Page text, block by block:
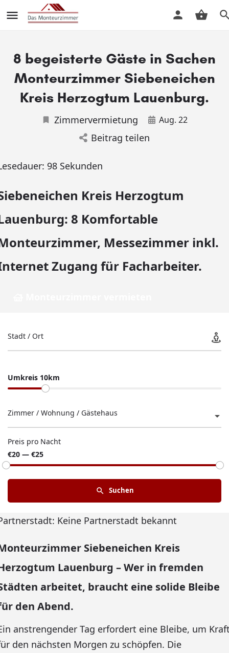
8 begeisterte Gäste in Sachen
Monteurzimmer Siebeneichen
Kreis Herzogtum Lauenburg.
Zimmervermietung Aug. 22
Beitrag teilen
98 Sekunden
Kreis Herzogtum
8 Komfortable
Messezimmer inkl.
Zugang für Facharbeiter.
Stadt / Ort
Umkreis 10km
Zimmer / Wohnung / Gästehaus
Preis pro Nacht
€20 — €25
Suchen
Keine Partnerstadt bekannt
Siebeneichen Kreis
Lauenburg – Wer in fremden
arbeitet, braucht eine solide Bleibe
den Abend.
anstrengender Tag erfordert eine Bleibe, um
den nächsten Morgen zu schöpfen. Die